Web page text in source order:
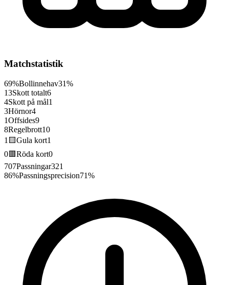
Matchstatistik
69%Bollinnehav31%
13Skott totalt6
4Skott på mål1
3Hörnor4
1Offsides9
8Regelbrott10
1 🟨Gula kort1
0🟥Röda kort0
707Passningar321
86%Passningsprecision71%